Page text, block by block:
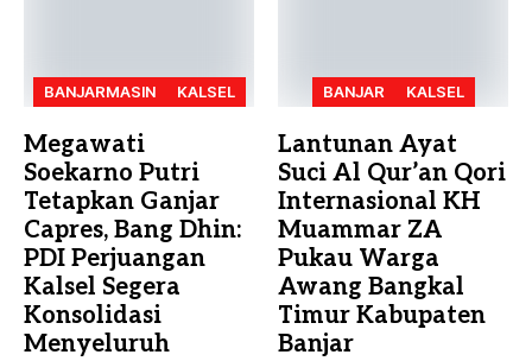
BANJARMASIN KALSEL
Megawati
Soekarno Putri
Tetapkan Ganjar
Capres, Bang Dhin:
PDI Perjuangan
Kalsel Segera
Konsolidasi
Menyeluruh
BANJAR KALSEL
Lantunan Ayat
Suci Al Qur’an Qori
Internasional KH
Muammar ZA
Pukau Warga
Awang Bangkal
Timur Kabupaten
Banjar